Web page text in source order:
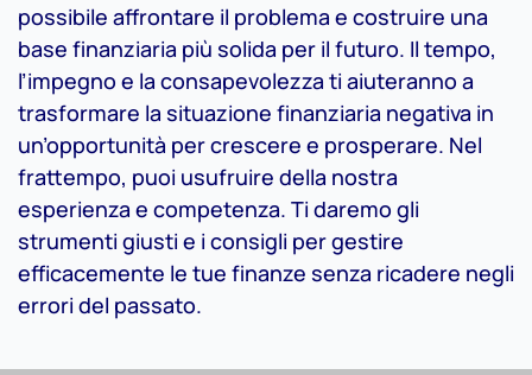
possibile affrontare il problema e costruire una
base finanziaria più solida per il futuro. Il tempo,
l’impegno e la consapevolezza ti aiuteranno a
trasformare la situazione finanziaria negativa in
un’opportunità per crescere e prosperare. Nel
frattempo, puoi usufruire della nostra
esperienza e competenza. Ti daremo gli
strumenti giusti e i consigli per gestire
efficacemente le tue finanze senza ricadere negli
errori del passato.